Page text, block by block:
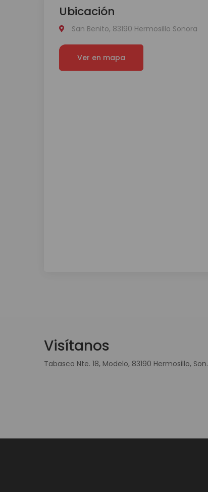
Ubicación
San Benito, 83190 Hermosillo Sonora
Ver en mapa
Visítanos
Tabasco Nte. 18, Modelo, 83190 Hermosillo, Son.